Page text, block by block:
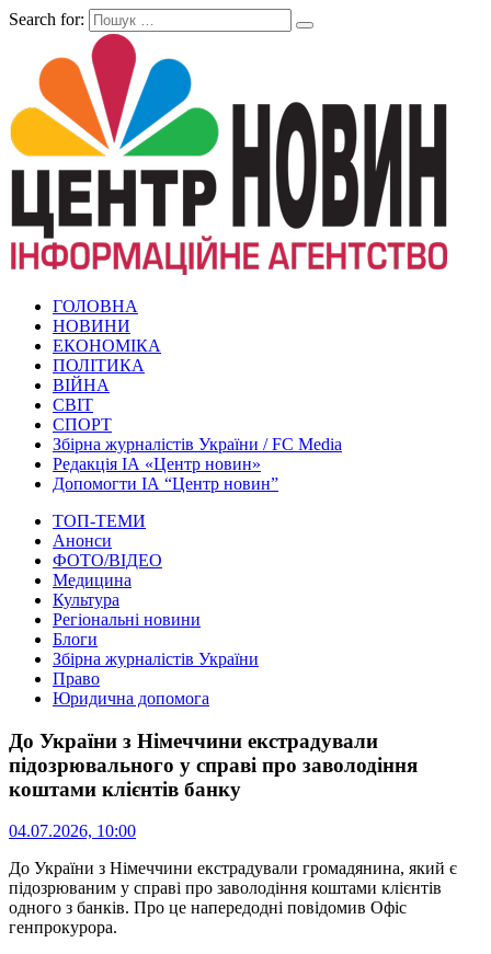
Search for:
ГОЛОВНА
НОВИНИ
ЕКОНОМІКА
ПОЛІТИКА
ВІЙНА
СВІТ
СПОРТ
Збірна журналістів України / FC Media
Редакція ІА «Центр новин»
Допомогти ІА “Центр новин”
ТОП-ТЕМИ
Анонси
ФОТО/ВІДЕО
Медицина
Культура
Регіональні новини
Блоги
Збірна журналістів України
Право
Юридична допомога
До України з Німеччини екстрадували
підозрювального у справі про заволодіння
коштами клієнтів банку
04.07.2026, 10:00
До України з Німеччини екстрадували громадянина, який є
підозрюваним у справі про заволодіння коштами клієнтів
одного з банків. Про це напередодні повідомив Офіс
генпрокурора.